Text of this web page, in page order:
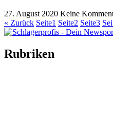
27. August 2020 Keine
« Zurück Seite1 Seite2 Seite3
Rubriken